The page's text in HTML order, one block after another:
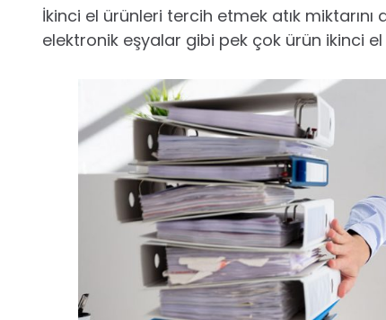
İkinci el ürünleri tercih etmek atık
elektronik eşyalar gibi pek çok ürün ikinci